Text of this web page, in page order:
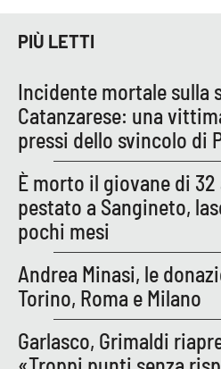
LA
CALABRIAVISIONE
Eventi
Food
Storie
LAC
NETWORK
Lacplay.it
PIÙ LETTI
Incidente mortale sulla
Catanzarese: una
pressi dello svincolo di
È morto il giovane di
pestato a Sangineto,
pochi mesi
Andrea Minasi, le
Torino, Roma e Milano
Garlasco, Grimaldi